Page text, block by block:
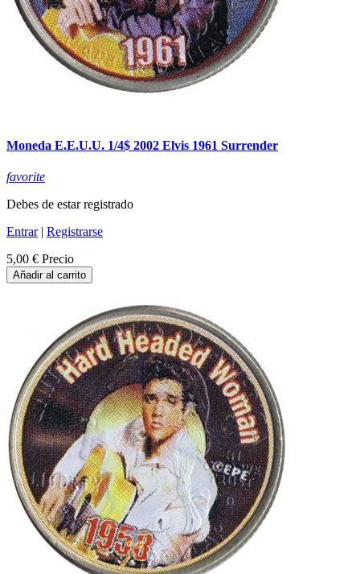
Moneda E.E.U.U. 1/4$ 2002 Elvis 1961 Surrender
favorite
Debes de estar registrado
Entrar| Registrarse
5,00 € Precio
Añadir al carrito